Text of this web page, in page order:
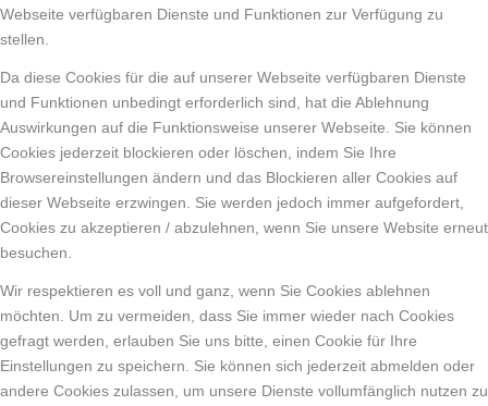
Webseite verfügbaren Dienste und Funktionen zur Verfügung zu
stellen.
Da diese Cookies für die auf unserer Webseite verfügbaren Dienste
und Funktionen unbedingt erforderlich sind, hat die Ablehnung
Auswirkungen auf die Funktionsweise unserer Webseite. Sie können
Cookies jederzeit blockieren oder löschen, indem Sie Ihre
Browsereinstellungen ändern und das Blockieren aller Cookies auf
dieser Webseite erzwingen. Sie werden jedoch immer aufgefordert,
Cookies zu akzeptieren / abzulehnen, wenn Sie unsere Website erneut
besuchen.
Wir respektieren es voll und ganz, wenn Sie Cookies ablehnen
möchten. Um zu vermeiden, dass Sie immer wieder nach Cookies
gefragt werden, erlauben Sie uns bitte, einen Cookie für Ihre
Einstellungen zu speichern. Sie können sich jederzeit abmelden oder
andere Cookies zulassen, um unsere Dienste vollumfänglich nutzen zu